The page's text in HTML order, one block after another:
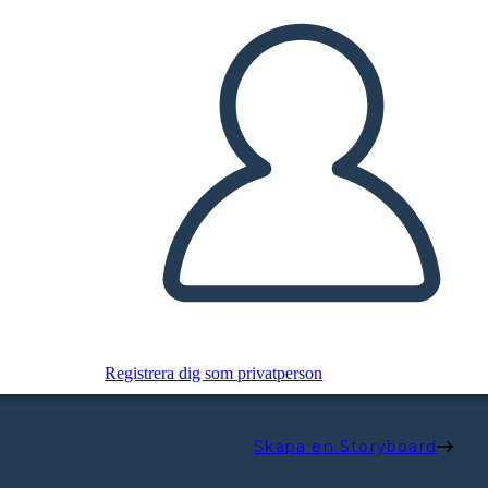
Registrera dig som privatperson
Skapa en Storyboard